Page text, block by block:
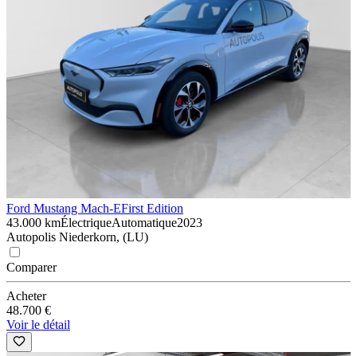
Ford Mustang Mach-EFirst Edition
43.000 kmÉlectriqueAutomatique2023
Autopolis Niederkorn, (LU)
Comparer
Acheter
48.700 €
Voir le détail